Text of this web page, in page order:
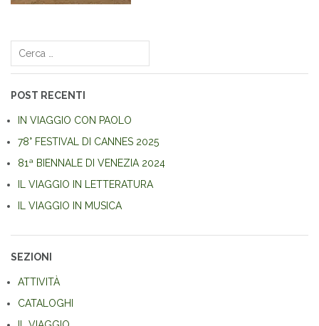
articoli
Ricerca
POST RECENTI
IN VIAGGIO CON PAOLO
78° FESTIVAL DI CANNES 2025
81ª BIENNALE DI VENEZIA 2024
IL VIAGGIO IN LETTERATURA
IL VIAGGIO IN MUSICA
SEZIONI
ATTIVITÀ
CATALOGHI